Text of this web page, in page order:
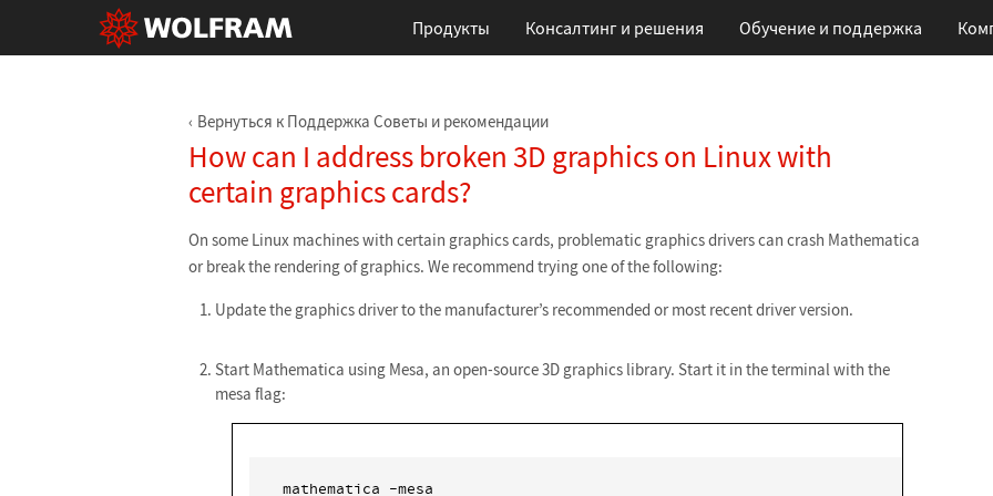
Продукты Консалтинг и решения Обучениеи поддержка
Вернуться к Поддержка Советы и рекомендации
How can I address broken 3D graphics on Linux with
certain graphics cards?
On some Linux machines with certain graphics cards, problematic graphics drivers can crash Mathematica
or break the rendering of graphics. We recommend trying one of the following:
Update the graphics driver to the manufacturer’s recommended or most recent driver version.
Start Mathematica using Mesa, an open-source 3D graphics library. Start it in the terminal with the
mesa flag:
mathematica -mesa